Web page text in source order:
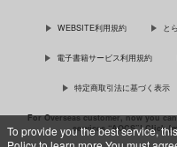
To provide you the best service,
WEBSITE利用規約 と
電子書籍サービス利用規約
特定商取引法に基づく表示
For Overseas customer, now you
services “AOCS”! Click